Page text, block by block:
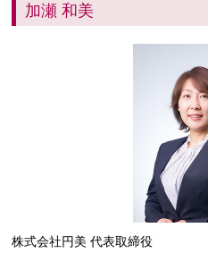
加瀬 和美
株式会社円美 代表取締役